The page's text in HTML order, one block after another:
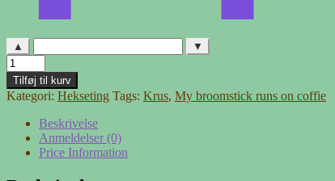
▲ ▼
My
broomstick
runs
on
coffie
krus
antal
Tilføj til kurv
Kategori: Hekseting Tags: Krus, My broomstick runs on coffie
Beskrivelse
Anmeldelser (0)
Price Information